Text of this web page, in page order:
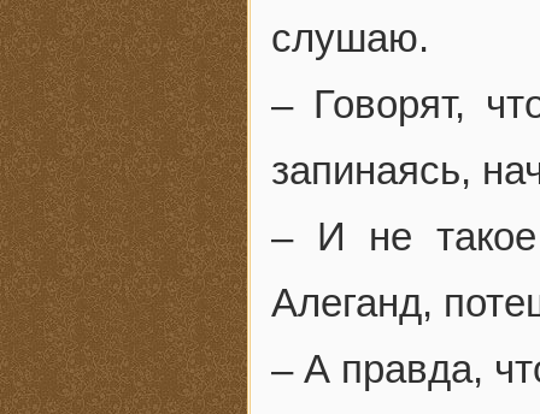
слушаю.
– Говорят,
запинаясь,
– И не
Алеганд,
– А правда,